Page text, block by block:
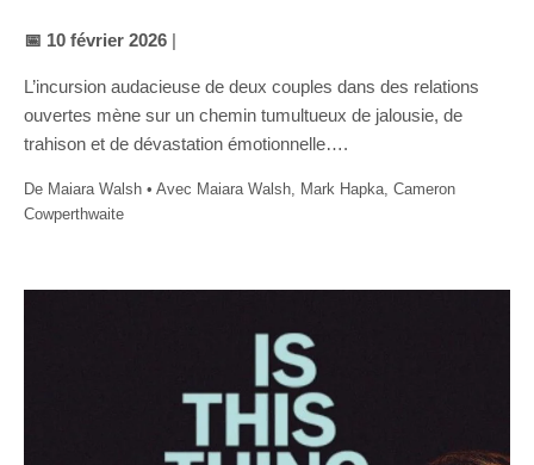
📅 10 février 2026 |
L’incursion audacieuse de deux couples dans des relations
ouvertes mène sur un chemin tumultueux de jalousie, de
trahison et de dévastation émotionnelle….
De Maiara Walsh • Avec Maiara Walsh, Mark Hapka, Cameron
Cowperthwaite